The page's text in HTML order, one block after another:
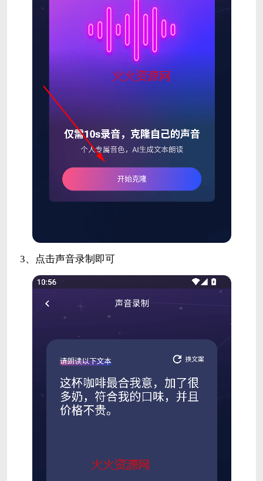
3、点击声音录制即可